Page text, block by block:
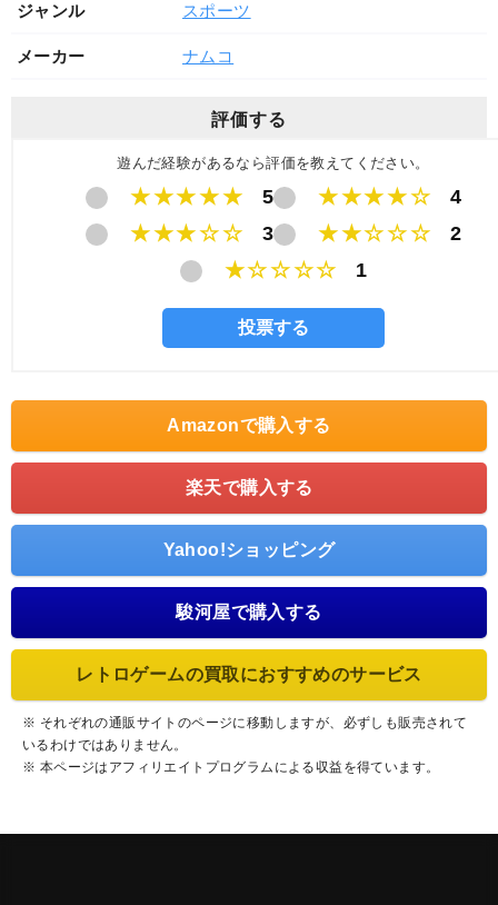
ジャンル スポーツ
メーカー ナムコ
評価する
遊んだ経験があるなら評価を教えてください。
★★★★★ 5 ★★★★☆
4
★★★☆☆
3 ★★☆☆☆
2
★☆☆☆☆
1
Amazonで購入する
楽天で購入する
Yahoo!ショッピング
駿河屋で購入する
レトロゲームの買取におすすめのサービス
※ それぞれの通販サイトのページに移動しますが、必ずしも販売されて
いるわけではありません。
※ 本ページはアフィリエイトプログラムによる収益を得ています。